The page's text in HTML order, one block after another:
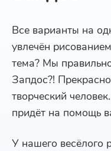
Все варианты на
увлечён
тема? Мы
Запдос?!
творческий
придёт на помощь
У нашего весёлого